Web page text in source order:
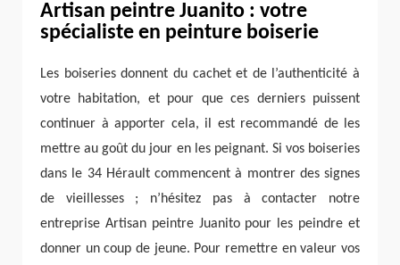
Artisan peintre Juanito : votre
spécialiste en peinture boiserie
Les boiseries donnent du cachet et de l’authenticité à
votre habitation, et pour que ces derniers puissent
continuer à apporter cela, il est recommandé de les
mettre au goût du jour en les peignant. Si vos boiseries
dans le 34 Hérault commencent à montrer des signes
de vieillesses ; n’hésitez pas à contacter notre
entreprise Artisan peintre Juanito pour les peindre et
donner un coup de jeune. Pour remettre en valeur vos